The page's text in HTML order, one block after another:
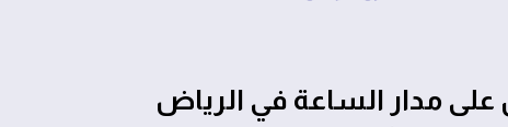
على مدار الساعة في الرياض